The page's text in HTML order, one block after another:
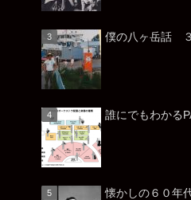
僕の八ヶ岳話
誰にでもわかる
懐かしの６０